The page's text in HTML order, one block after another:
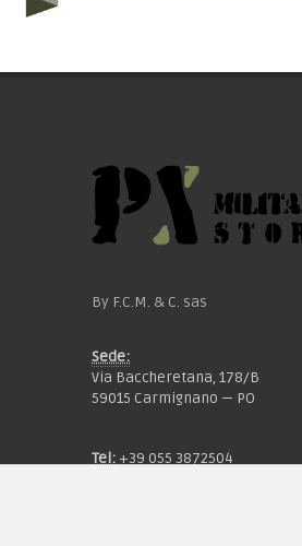
By F.C.M. & C. sas
Sede:
Via Baccheretana, 178/B
59015 Carmignano — PO
Tel: +39 055 3872504